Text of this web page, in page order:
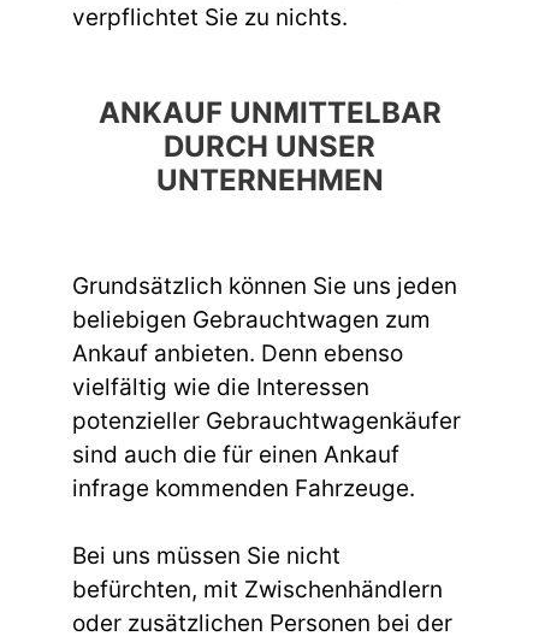
verpflichtet Sie zu nichts.
ANKAUF UNMITTELBAR
DURCH UNSER
UNTERNEHMEN
Grundsätzlich können Sie uns jeden
beliebigen Gebrauchtwagen zum
Ankauf anbieten. Denn ebenso
vielfältig wie die Interessen
potenzieller Gebrauchtwagenkäufer
sind auch die für einen Ankauf
infrage kommenden Fahrzeuge.
Bei uns müssen Sie nicht
befürchten, mit Zwischenhändlern
oder zusätzlichen Personen bei der